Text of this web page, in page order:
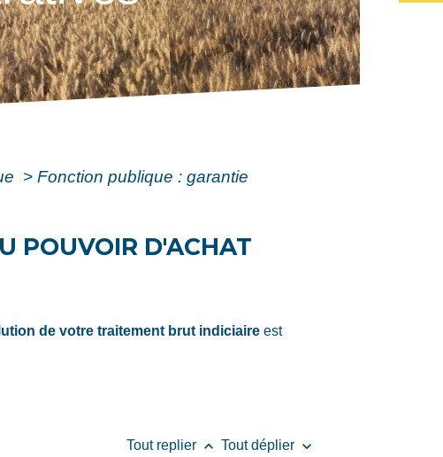
> Fonction publique : garantie
POUVOIR D'ACHAT
de votre traitement brut indiciaire est
Tout replier keyboard_arrow_up Tout déplier keyboard_arrow_down